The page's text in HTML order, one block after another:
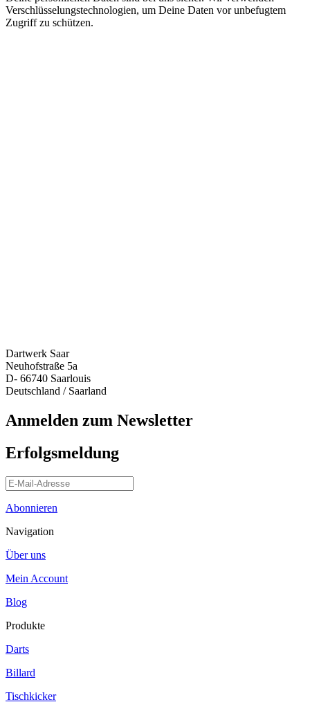
Verschlüsselungstechnologien, um Deine Daten vor unbefugtem
Zugriff zu schützen.
Dartwerk Saar
Neuhofstraße 5a
D- 66740 Saarlouis
Deutschland / Saarland
Anmelden zum Newsletter
Erfolgsmeldung
Abonnieren
Navigation
Über uns
Mein Account
Blog
Produkte
Darts
Billard
Tischkicker